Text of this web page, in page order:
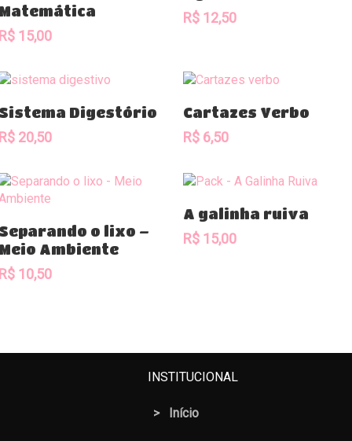
15,00
R$ 12,50
Comprar
Digestório
20,50
Comprar
Cartazes Verbo
R$ 6,50
Compraro lixo –
Ambiente
10,50
Comprar
A galinha ruiva
R$ 15,00
INSTITUCIONAL
> Início